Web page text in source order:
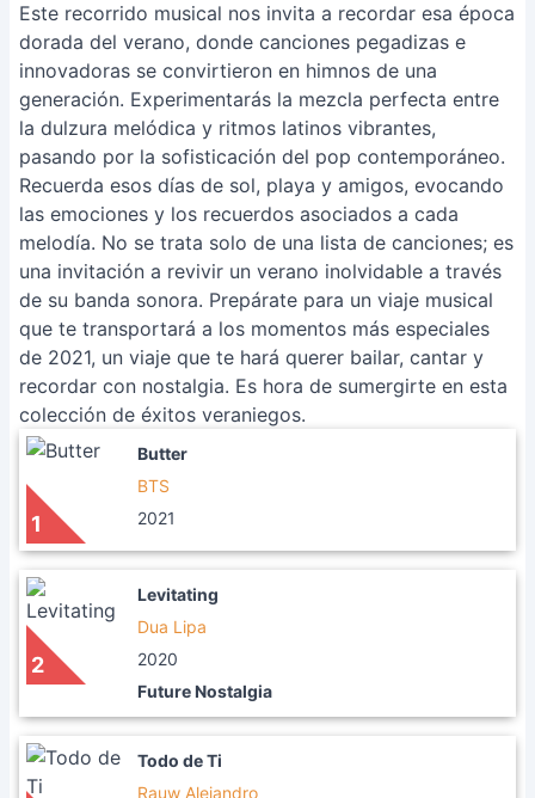
Este recorrido musical nos invita a recordar esa época
dorada del verano, donde canciones pegadizas e
innovadoras se convirtieron en himnos de una
generación. Experimentarás la mezcla perfecta entre
la dulzura melódica y ritmos latinos vibrantes,
pasando por la sofisticación del pop contemporáneo.
Recuerda esos días de sol, playa y amigos, evocando
las emociones y los recuerdos asociados a cada
melodía. No se trata solo de una lista de canciones; es
una invitación a revivir un verano inolvidable a través
de su banda sonora. Prepárate para un viaje musical
que te transportará a los momentos más especiales
de 2021, un viaje que te hará querer bailar, cantar y
recordar con nostalgia. Es hora de sumergirte en esta
colección de éxitos veraniegos.
1
Butter
BTS
2021
2
Levitating
Dua Lipa
2020
Future Nostalgia
Todo de Ti
Rauw Alejandro